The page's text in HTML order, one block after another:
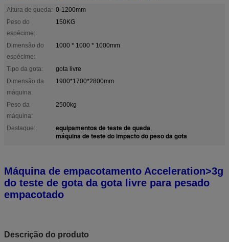
Altura de queda: 0-1200mm
Peso do
espécime:
150KG
Dimensão do
espécime:
1000 * 1000 * 1000mm
Tipo da gota:
gota livre
Dimensão da
máquina:
1900*1700*2800mm
Peso da
máquina:
2500kg
Destaque: equipamentos de teste de queda,
máquina de teste do impacto do peso da gota
Máquina de empacotamento Acceleration>3g
do teste de gota da gota livre para pesado
empacotado
Descrição do produto